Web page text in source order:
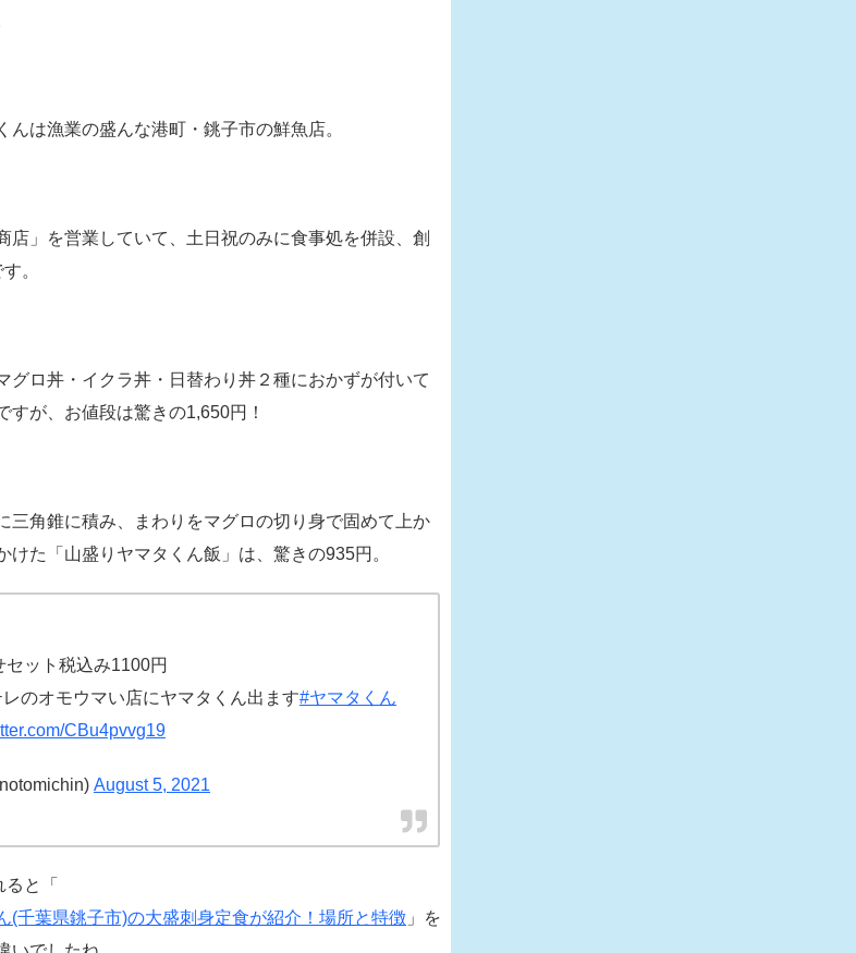
んは漁業の盛んな港町・銚子市の鮮魚店。
店」を営業していて、土日祝のみに食事処を併設、創
。
グロ丼・イクラ丼・日替わり丼２種におかずが付いて
すが、お値段は驚きの1,650円！
三角錐に積み、まわりをマグロの切り身で固めて上か
けた「山盛りヤマタくん飯」は、驚きの935円。
ット税込み1100円
のオモウマい店にヤマタくん出ます#ヤマタくん
CBu4pvvg19
August 5, 2021
と「
(千葉県銚子市)の大盛刺身定食が紹介！場所と特徴 」を